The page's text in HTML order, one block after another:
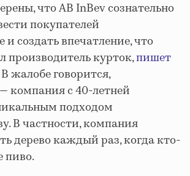
что AB InBev сознательно
покупателей
и создать впечатление, что
производитель курток,пишет
жалобе говорится,
компания с 40-летней
подходом
В частности, компания
дерево каждый раз, когда кто-
пиво.